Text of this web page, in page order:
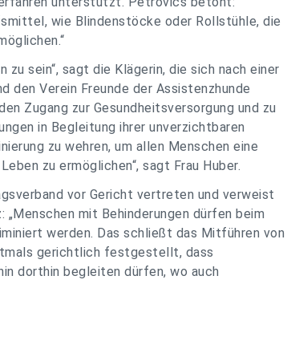
wie Blindenstöcke oder Rollstühle, die
zu sein“, sagt die Klägerin, die sich nach einer
den Verein Freunde der Assistenzhunde
Zugang zur Gesundheitsversorgung und zu
in Begleitung ihrer unverzichtbaren
zu wehren, um allen Menschen eine
zu ermöglichen“, sagt Frau Huber.
vor Gericht vertreten und verweist
mit Behinderungen dürfen beim
werden. Das schließt das Mitführen von
gerichtlich festgestellt, dass
dorthin begleiten dürfen, wo auch